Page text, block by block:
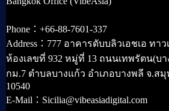
Phone：+66-88-7601-337
Address：777 อาคารดับบลิวเอชเอ ทา
ห้องเลขที่ 932 หมู่ที่ 13 ถนนเทพรัตน(บ
กม.7 ตำบลบางแก้ว อำเภอบางพลี จ.ส
10540
E-Mail：Sicilia@vibeasiadigital.com